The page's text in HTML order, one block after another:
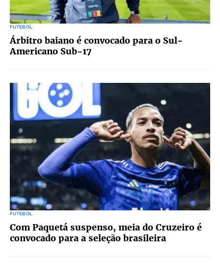
FUTEBOL
Árbitro baiano é convocado para o Sul-
Americano Sub-17
FUTEBOL
Com Paquetá suspenso, meia do Cruzeiro é
convocado para a seleção brasileira